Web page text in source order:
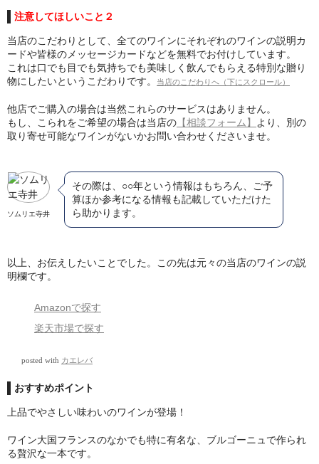
注意してほしいこと２
当店のこだわりとして、全てのワインにそれぞれのワインの説明カ
ードや皆様のメッセージカードなどを無料でお付けしています。
これは口でも目でも気持ちでも美味しく飲んでもらえる特別な贈り
物にしたいというこだわりです。
当店のこだわりへ（下にスクロール）
他店でご購入の場合は当然これらのサービスはありません。
もし、こられをご希望の場合は当店の 【相談フォーム】 より、別の
取り寄せ可能なワインがないかお問い合わせくださいませ。
ソムリエ寺井
その際は、○○年という情報はもちろん、ご予
算ほか参考になる情報も記載していただけた
ら助かります。
以上、お伝えしたいことでした。この先は元々の当店のワインの説
明欄です。
Amazonで探す
楽天市場で探す
posted with カエレバ
おすすめポイント
上品でやさしい味わいのワインが登場！
ワイン大国フランスのなかでも特に有名な、ブルゴーニュで作られ
る贅沢な一本です。